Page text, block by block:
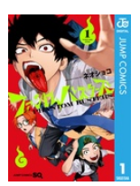
購入する